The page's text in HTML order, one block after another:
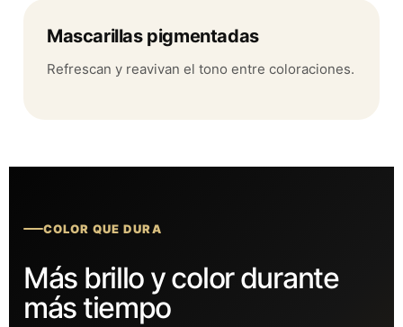
Mascarillas pigmentadas
Refrescan y reavivan el tono entre coloraciones.
COLOR QUE DURA
Más brillo y color durante
más tiempo